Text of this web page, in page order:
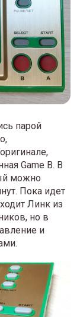
парой
Game B. В
можно
Пока идет
Линк из
но в
и